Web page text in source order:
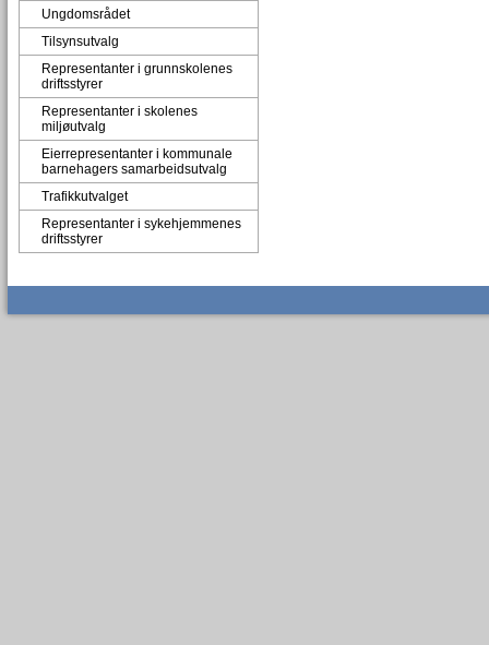
Ungdomsrådet
Tilsynsutvalg
Representanter i grunnskolenes
driftsstyrer
Representanter i skolenes
miljøutvalg
Eierrepresentanter i kommunale
barnehagers samarbeidsutvalg
Trafikkutvalget
Representanter i sykehjemmenes
driftsstyrer